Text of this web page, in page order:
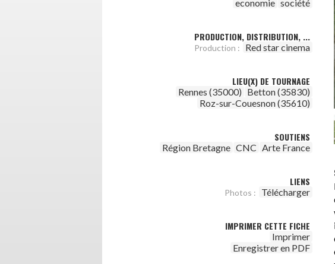
economie société
PRODUCTION, DISTRIBUTION, ...
Production : Red star cinema
LIEU(X) DE TOURNAGE
Rennes (35000) Betton (35830)
Roz-sur-Couesnon (35610)
SOUTIENS
Région Bretagne CNC Arte France
LIENS
Photos : Télécharger
IMPRIMER CETTE FICHE
Imprimer
Enregistrer en PDF